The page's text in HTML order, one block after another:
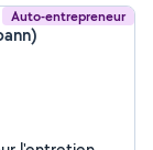
Auto-entrepreneur